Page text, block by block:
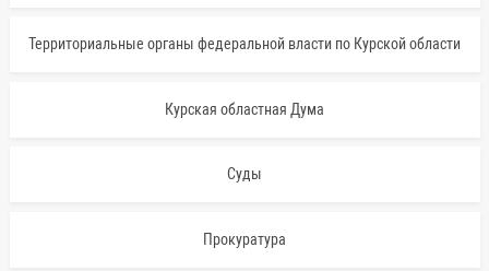
Территориальные органы федеральной власти по Курской области
Курская областная Дума
Суды
Прокуратура